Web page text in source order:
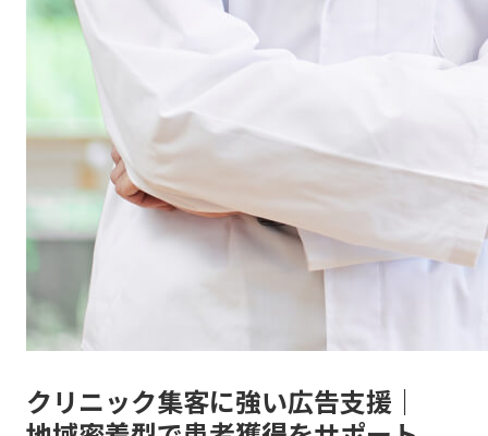
クリニック集客に強い広告支援｜